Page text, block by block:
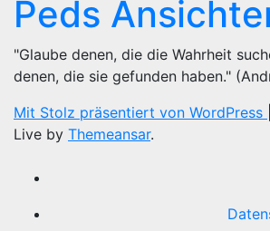
Peds
"Glaube denen, die die Wahrheit
denen, die sie gefunden haben."
Mit Stolz präsentiert von WordPress
Live by Themeansar.